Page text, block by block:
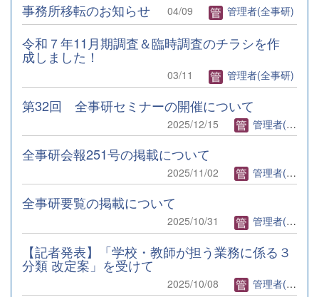
事務所移転のお知らせ 04/09 管理者(全事研)
令和７年11月期調査＆臨時調査のチラシを作
成しました！
03/11 管理者(全事研)
第32回 全事研セミナーの開催について
2025/12/15 管理者(全事研)
全事研会報251号の掲載について
2025/11/02 管理者(全事研)
全事研要覧の掲載について
2025/10/31 管理者(全事研)
【記者発表】「学校・教師が担う業務に係る３
分類 改定案」を受けて
2025/10/08 管理者(全事研)